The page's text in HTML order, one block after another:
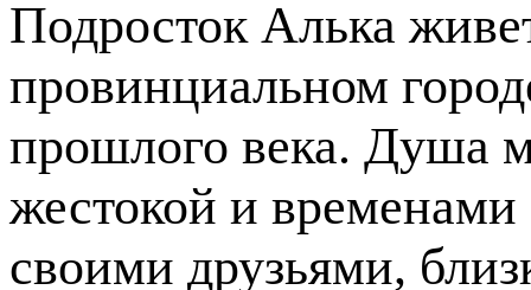
Подросток Алька
провинциальном
прошлого века. Душа
жестокой и
своими друзьями,